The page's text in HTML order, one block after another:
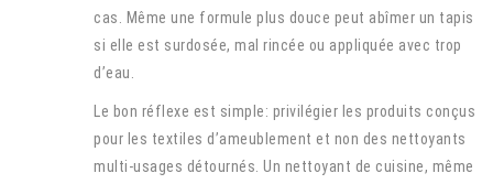
cas. Même une formule plus douce peut abîmer un tapis
si elle est surdosée, mal rincée ou appliquée avec trop
d’eau.
Le bon réflexe est simple: privilégier les produits conçus
pour les textiles d’ameublement et non des nettoyants
multi-usages détournés. Un nettoyant de cuisine, même